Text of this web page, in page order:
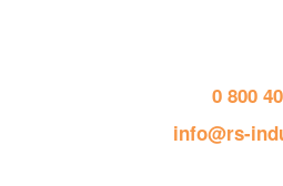
0 800
info@rs-